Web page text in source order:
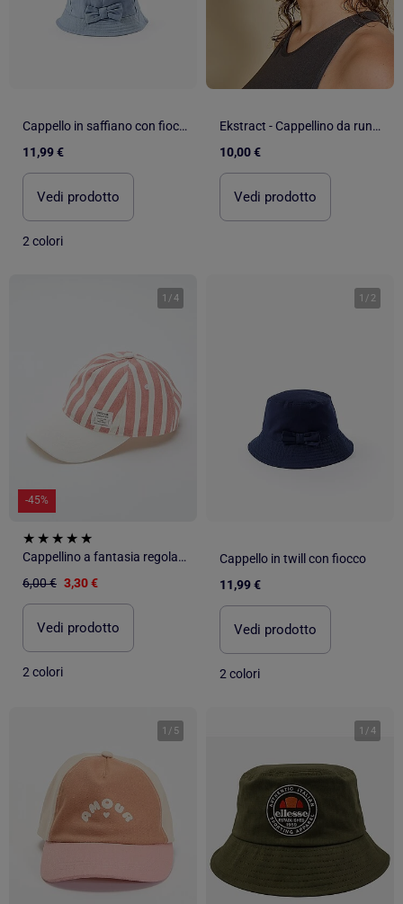
Cappello in saffiano con fiocco
11,99 €
Vedi prodotto
2 colori
Ekstract - Cappellino da running con visiera morbida
10,00 €
Vedi prodotto
1 /4
-45%
Cappellino a fantasia regolabile con velcro
6,00 € 3,30 €
Vedi prodotto
2 colori
1 / 2
Cappello in twill con fiocco
11,99 €
Vedi prodotto
2 colori
1 / 5 1 /4